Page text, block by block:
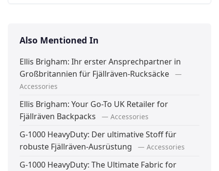
Also Mentioned In
Ellis Brigham: Ihr erster Ansprechpartner in
Großbritannien für Fjällräven-Rucksäcke
—
Accessories
Ellis Brigham: Your Go-To UK Retailer for
Fjällräven Backpacks
— Accessories
G-1000 HeavyDuty: Der ultimative Stoff für
robuste Fjällräven-Ausrüstung
— Accessories
G-1000 HeavyDuty: The Ultimate Fabric for